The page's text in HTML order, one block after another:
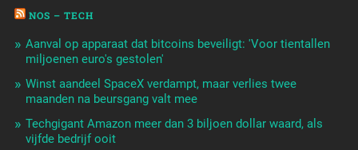
NOS – TECH
Aanval op apparaat dat bitcoins beveiligt: 'Voor tientallen
miljoenen euro's gestolen'
Winst aandeel SpaceX verdampt, maar verlies twee
maanden na beursgang valt mee
Techgigant Amazon meer dan 3 biljoen dollar waard, als
vijfde bedrijf ooit